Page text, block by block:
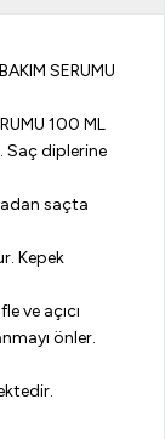
SERUMU
100 ML
Saç diplerine
saçta
Kepek
ve açıcı
önler.